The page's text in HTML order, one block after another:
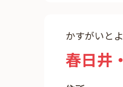
かすがいと
春日井